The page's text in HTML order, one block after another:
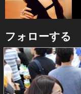
フォローする